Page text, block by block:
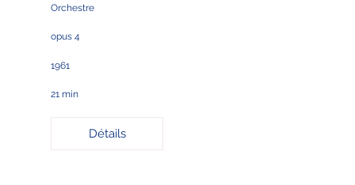
Orchestre
opus 4
1961
21 min
Détails